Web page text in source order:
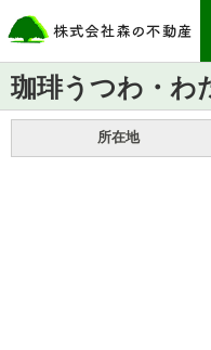
珈琲うつわ・わ
所在地